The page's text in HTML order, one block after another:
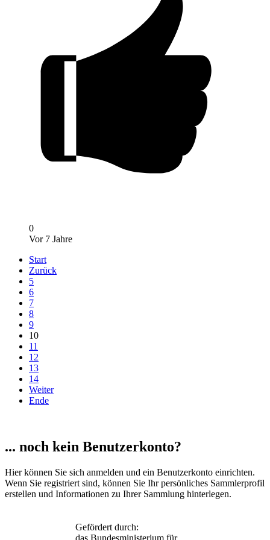
0
Vor 7 Jahre
Start
Zurück
5
6
7
8
9
10
11
12
13
14
Weiter
Ende
... noch kein Benutzerkonto?
Hier können Sie sich anmelden und ein Benutzerkonto einrichten.
Wenn Sie registriert sind, können Sie Ihr persönliches Sammlerprofil
erstellen und Informationen zu Ihrer Sammlung hinterlegen.
Gefördert durch: